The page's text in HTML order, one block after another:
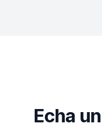
Echa